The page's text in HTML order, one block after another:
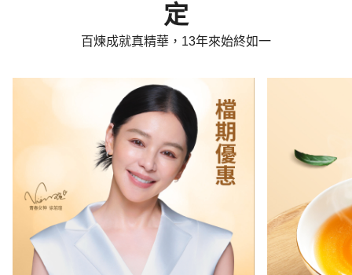
定
百煉成就真精華，13年來始終如一